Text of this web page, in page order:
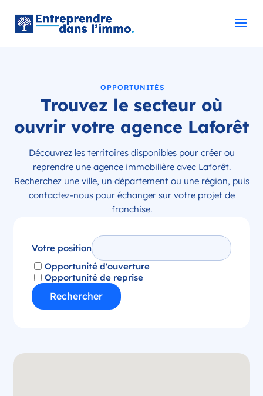
OPPORTUNITÉS
Trouvez le secteur où
ouvrir votre agence Laforêt
Découvrez les territoires disponibles pour créer ou
reprendre une agence immobilière avec Laforêt.
Recherchez une ville, un département ou une région, puis
contactez-nous pour échanger sur votre projet de
franchise.
Votre position
Opportunité d'ouverture
Opportunité de reprise